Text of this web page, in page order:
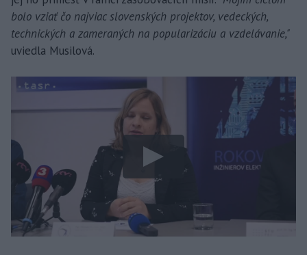
bolo vziať čo najviac slovenských projektov, vedeckých,
technických a zameraných na popularizáciu a vzdelávanie,"
uviedla Musilová.